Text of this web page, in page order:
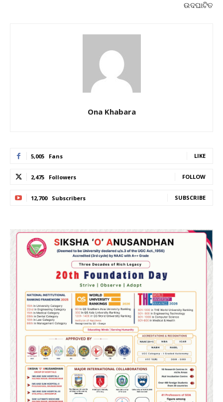
ଉଦଘାଟିତ
Ona Khabara
5,005 Fans LIKE
2,475 Followers FOLLOW
12,700 Subscribers SUBSCRIBE